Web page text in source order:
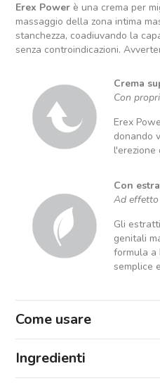
Erex Power è una crema per
massaggio della zona intima
stanchezza, coadiuvando la
senza controindicazioni.
Crema
Con
Erex
donando
Con
Ad effetto
Gli
genitali
formula a
semplice
Come usare
Ingredienti